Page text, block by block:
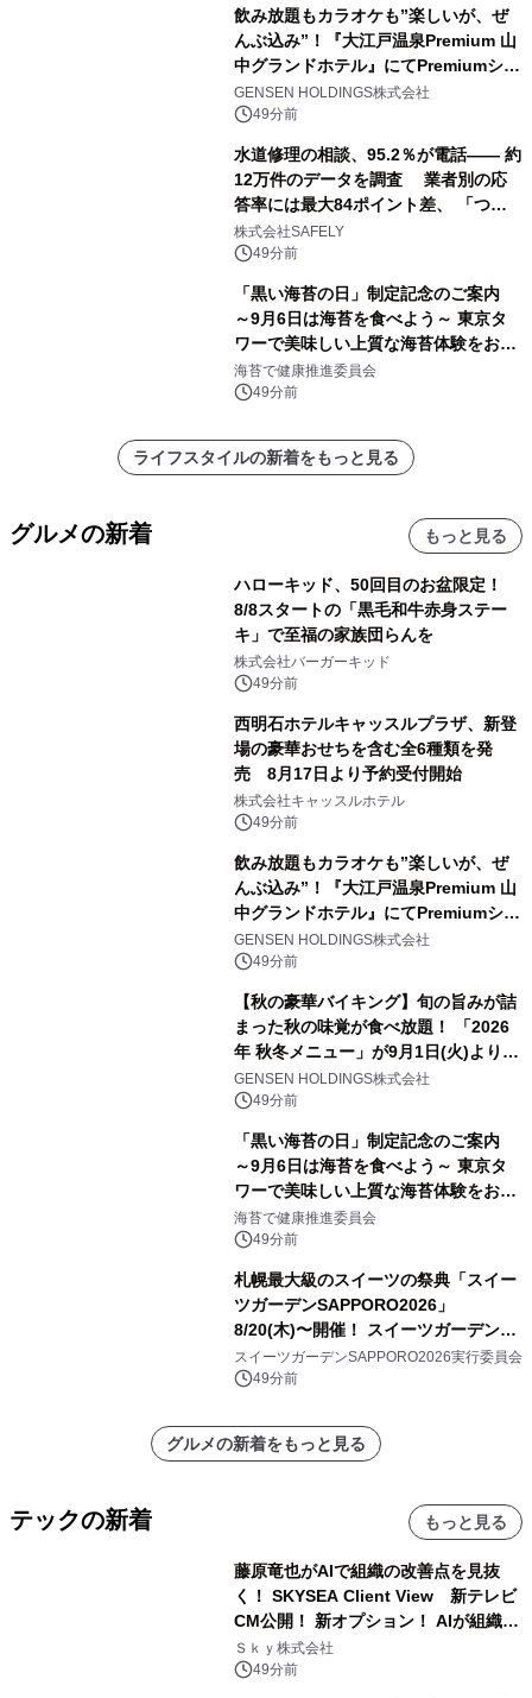
飲み放題もカラオケも”楽しいが、ぜ
んぶ込み”！『大江戸温泉Premium 山
中グランドホテル』にてPremiumシリ
ーズ初のオールインクルーシブ導入
GENSEN HOLDINGS株式会社
49分前
水道修理の相談、95.2％が電話―― 約
12万件のデータを調査 業者別の応
答率には最大84ポイント差、 「つな
がりやすさ」も選定基準に
株式会社SAFELY
49分前
「黒い海苔の日」制定記念のご案内
～9月6日は海苔を食べよう～ 東京タ
ワーで美味しい上質な海苔体験をお届
けします！
海苔で健康推進委員会
49分前
ライフスタイルの新着をもっと見る
グルメの新着 もっと見る
ハローキッド、50回目のお盆限定！
8/8スタートの「黒毛和牛赤身ステー
キ」で至福の家族団らんを
株式会社バーガーキッド
49分前
西明石ホテルキャッスルプラザ、新登
場の豪華おせちを含む全6種類を発
売 8月17日より予約受付開始
株式会社キャッスルホテル
49分前
飲み放題もカラオケも”楽しいが、ぜ
んぶ込み”！『大江戸温泉Premium 山
中グランドホテル』にてPremiumシリ
ーズ初のオールインクルーシブ導入
GENSEN HOLDINGS株式会社
49分前
【秋の豪華バイキング】旬の旨みが詰
まった秋の味覚が食べ放題！ 「2026
年 秋冬メニュー」が9月1日(火)より提
供スタート
GENSEN HOLDINGS株式会社
49分前
「黒い海苔の日」制定記念のご案内
～9月6日は海苔を食べよう～ 東京タ
ワーで美味しい上質な海苔体験をお届
けします！
海苔で健康推進委員会
49分前
札幌最大級のスイーツの祭典「スイー
ツガーデンSAPPORO2026」
8/20(木)〜開催！ スイーツガーデン史
上最多50種のコラボケーキが集結／前
日8/19(水)メディア試食会も初開催
スイーツガーデンSAPPORO2026実行委員会
49分前
グルメの新着をもっと見る
テックの新着 もっと見る
藤原竜也がAIで組織の改善点を見抜
く！ SKYSEA Client View 新テレビ
CM公開！ 新オプション！ AIが組織の
業務実態を分析し労務改善を支援。 藤
原竜也メイキング動画公開 「もしAIが
Ｓｋｙ株式会社
49分前